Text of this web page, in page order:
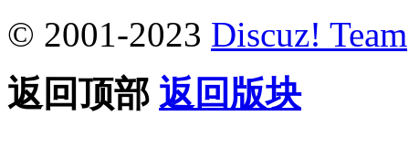
© 2001-2023 Discuz! Team
返回顶部 返回版块